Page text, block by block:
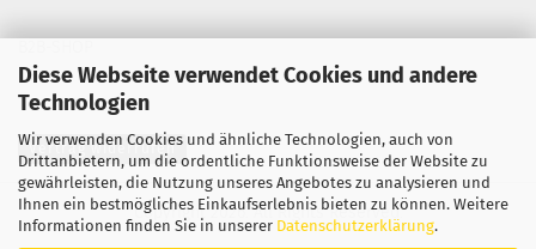
Diese Webseite verwendet Cookies und andere
Technologien
Wir verwenden Cookies und ähnliche Technologien, auch von
Drittanbietern, um die ordentliche Funktionsweise der Website zu
gewährleisten, die Nutzung unseres Angebotes zu analysieren und
Ihnen ein bestmögliches Einkaufserlebnis bieten zu können. Weitere
Informationen finden Sie in unserer Datenschutzerklärung.
Vertrag widerrufen
Copyright 2026. All Rights Reserved.